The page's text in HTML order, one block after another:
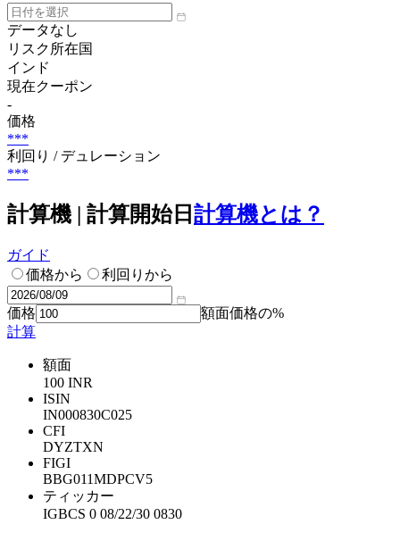
データなし
リスク所在国
インド
現在クーポン
-
価格
***
利回り / デュレーション
***
計算機 | 計算開始日 計算機とは？
ガイド
価格から
利回りから
価格
額面価格の%
計算
額面
100 INR
ISIN
IN000830C025
CFI
DYZTXN
FIGI
BBG011MDPCV5
ティッカー
IGBCS 0 08/22/30 0830